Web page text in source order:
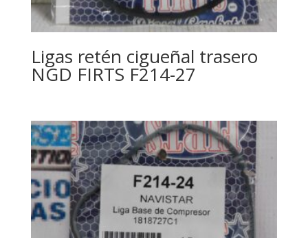
Ligas retén cigueñal trasero
NGD FIRTS F214-27